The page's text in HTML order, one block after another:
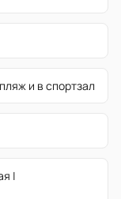
и в спортзал
|